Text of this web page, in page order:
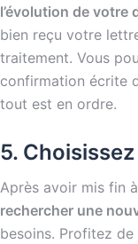
l’évolution de votre
bien reçu votre
traitement. Vous
confirmation écrite
tout est en ordre.
5.
Après avoir mis fin
rechercher une
besoins. Profitez